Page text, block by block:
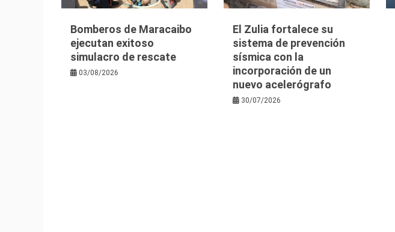
Bomberos de Maracaibo
ejecutan exitoso
simulacro de rescate
03/08/2026
El Zulia fortalece su
sistema de prevención
sísmica con la
incorporación de un
nuevo acelerógrafo
30/07/2026